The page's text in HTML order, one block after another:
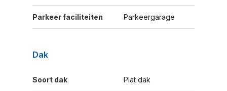
Parkeer faciliteiten Parkeergarage
Dak
Soort dak Plat dak